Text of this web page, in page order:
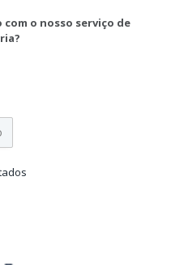
o nosso serviço de